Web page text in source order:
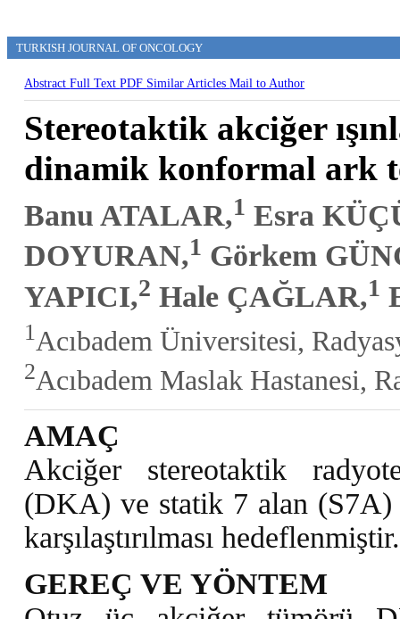
TURKISH JOURNAL OF ONCOLOGY
AbstractFull TextPDF Similar ArticlesMail to Author
Stereotaktik akciğer
dinamik konformal ark
Banu ATALAR,1 Esra
DOYURAN,1 Görkem
YAPICI,2 Hale ÇAĞLAR,1
1Acıbadem Üniversitesi,
2Acıbadem Maslak Hastanesi,
AMAÇ
Akciğer stereotaktik
(DKA) ve statik 7 alan
karşılaştırılması hedeflenmiştir.
GEREÇ VE YÖNTEM